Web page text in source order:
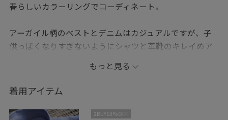
春らしいカラーリングでコーディネート。
アーガイル柄のベストとデニムはカジュアルですが、子
供っぽくなりすぎないようにシャツと革靴のキレイめア
——————————————————————————————
☆お知らせ☆
もっと見る
着用アイテム
2BUY10%OFF